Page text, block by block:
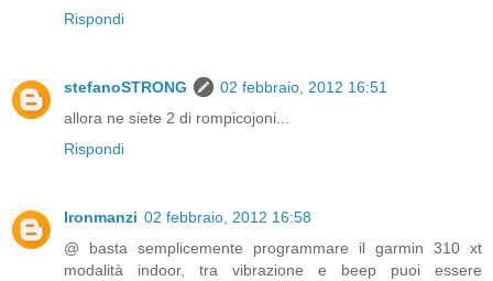
Rispondi
stefanoSTRONG
02 febbraio, 2012 16:51
allora ne siete 2 di rompicojoni...
Rispondi
Ironmanzi 02 febbraio, 2012 16:58
@ basta semplicemente programmare il garmin 310 xt
modalità indoor, tra vibrazione e beep puoi essere